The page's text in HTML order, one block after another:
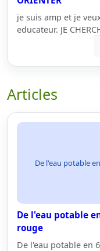
je suis amp et je
educateur. JE
Articles
De l'eau potable
De l'eau potable
rouge
De l'eau potable en